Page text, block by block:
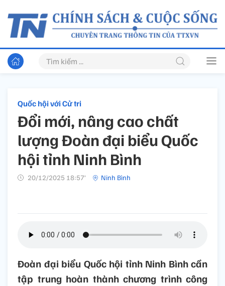
Quốc hội với Cử tri
Đổi mới, nâng cao chất
lượng Đoàn đại biểu Quốc
hội tỉnh Ninh Bình
20/12/2025 18:57’ Ninh Bình
Đoàn đại biểu Quốc hội tỉnh Ninh Bình cần
tập trung hoàn thành chương trình công